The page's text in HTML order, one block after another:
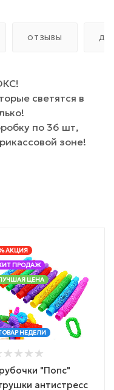
ОТЗЫВЫ
светятся в
по 36 шт,
зоне!
АКЦИЯ
ПРОДАЖ
ЦЕНА
НЕДЕЛИ
"Попс"
антистресс